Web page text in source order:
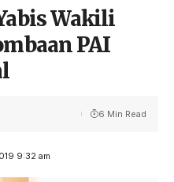
Wakili
PAI
9:32 am
6 Min Read